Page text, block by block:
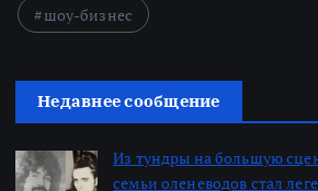
шоу-бизнес
Недавнее сообщение
Из тундры на большую
семьи оленеводов стал